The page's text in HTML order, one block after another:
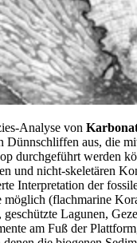
Analyse von
Dünnschliffen aus, die
durchgeführt werden
und nicht-skeletären
Interpretation der
möglich (flachmarine
Lagunen,
am Fuß der